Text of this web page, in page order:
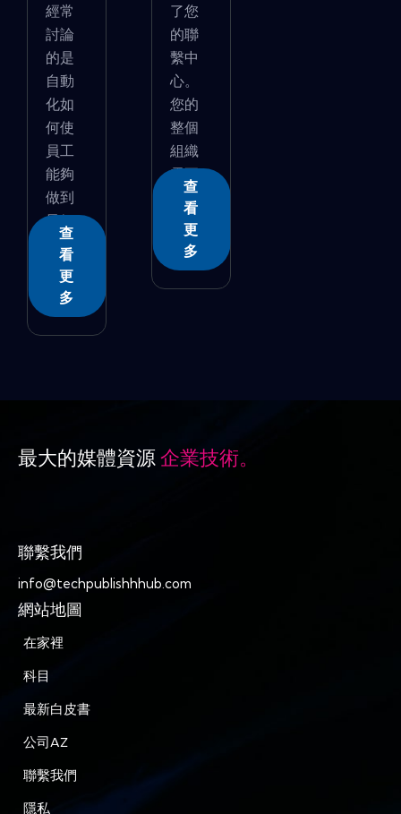
經常
討論
的是
自動
化如
何使
員工
能夠
做到
最好...
查
看
更
多
了您
的聯
繫中
心。
您的
整個
組織
需要...
查
看
更
多
最大的媒體資源 企業技術。
聯繫我們
info@techpublishhhub.com
網站地圖
在家裡
科目
最新白皮書
公司AZ
聯繫我們
隱私